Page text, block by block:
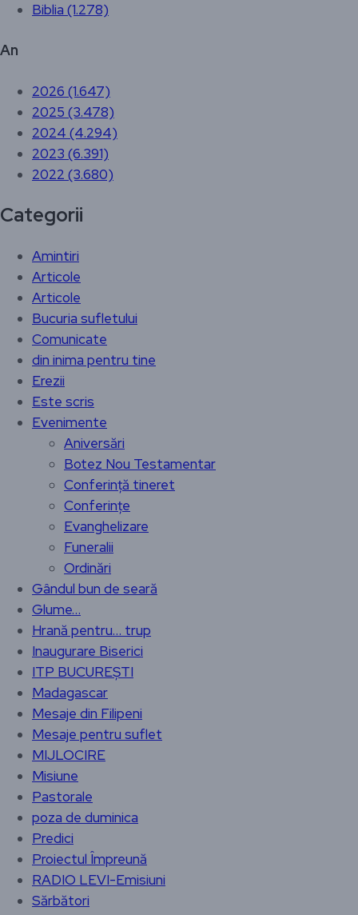
Biblia (1.278)
An
2026 (1.647)
2025 (3.478)
2024 (4.294)
2023 (6.391)
2022 (3.680)
Categorii
Amintiri
Articole
Articole
Bucuria sufletului
Comunicate
din inima pentru tine
Erezii
Este scris
Evenimente
Aniversări
Botez Nou Testamentar
Conferință tineret
Conferințe
Evanghelizare
Funeralii
Ordinări
Gândul bun de seară
Glume…
Hrană pentru… trup
Inaugurare Biserici
ITP BUCUREȘTI
Madagascar
Mesaje din Filipeni
Mesaje pentru suflet
MIJLOCIRE
Misiune
Pastorale
poza de duminica
Predici
Proiectul Împreună
RADIO LEVI-Emisiuni
Sărbători